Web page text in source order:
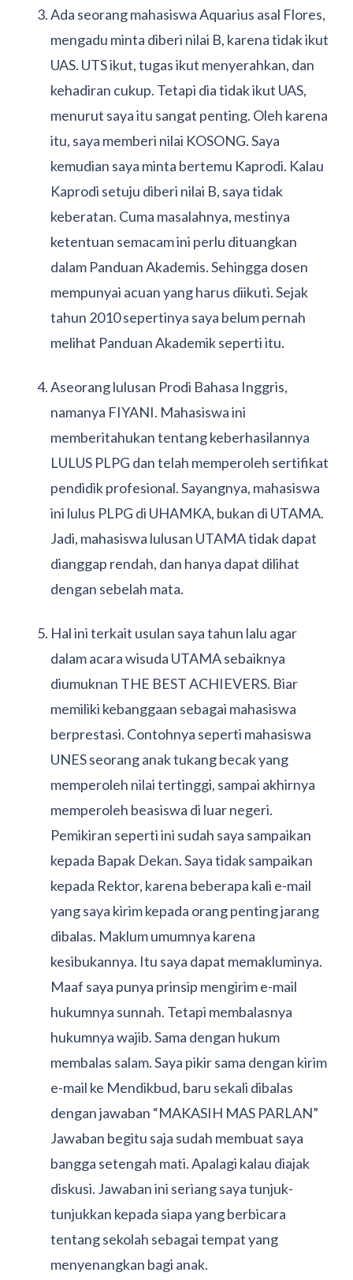
Ada seorang mahasiswa Aquarius asal Flores,
mengadu minta diberi nilai B, karena tidak ikut
UAS. UTS ikut, tugas ikut menyerahkan, dan
kehadiran cukup. Tetapi dia tidak ikut UAS,
menurut saya itu sangat penting. Oleh karena
itu, saya memberi nilai KOSONG. Saya
kemudian saya minta bertemu Kaprodi. Kalau
Kaprodi setuju diberi nilai B, saya tidak
keberatan. Cuma masalahnya, mestinya
ketentuan semacam ini perlu dituangkan
dalam Panduan Akademis. Sehingga dosen
mempunyai acuan yang harus diikuti. Sejak
tahun 2010 sepertinya saya belum pernah
melihat Panduan Akademik seperti itu.
Aseorang lulusan Prodi Bahasa Inggris,
namanya FIYANI. Mahasiswa ini
memberitahukan tentang keberhasilannya
LULUS PLPG dan telah memperoleh sertifikat
pendidik profesional. Sayangnya, mahasiswa
ini lulus PLPG di UHAMKA, bukan di UTAMA.
Jadi, mahasiswa lulusan UTAMA tidak dapat
dianggap rendah, dan hanya dapat dilihat
dengan sebelah mata.
Hal ini terkait usulan saya tahun lalu agar
dalam acara wisuda UTAMA sebaiknya
diumuknan THE BEST ACHIEVERS. Biar
memiliki kebanggaan sebagai mahasiswa
berprestasi. Contohnya seperti mahasiswa
UNES seorang anak tukang becak yang
memperoleh nilai tertinggi, sampai akhirnya
memperoleh beasiswa di luar negeri.
Pemikiran seperti ini sudah saya sampaikan
kepada Bapak Dekan. Saya tidak sampaikan
kepada Rektor, karena beberapa kali e-mail
yang saya kirim kepada orang penting jarang
dibalas. Maklum umumnya karena
kesibukannya. Itu saya dapat memakluminya.
Maaf saya punya prinsip mengirim e-mail
hukumnya sunnah. Tetapi membalasnya
hukumnya wajib. Sama dengan hukum
membalas salam. Saya pikir sama dengan kirim
e-mail ke Mendikbud, baru sekali dibalas
dengan jawaban “MAKASIH MAS PARLAN”
Jawaban begitu saja sudah membuat saya
bangga setengah mati. Apalagi kalau diajak
diskusi. Jawaban ini seriang saya tunjuk-
tunjukkan kepada siapa yang berbicara
tentang sekolah sebagai tempat yang
menyenangkan bagi anak.